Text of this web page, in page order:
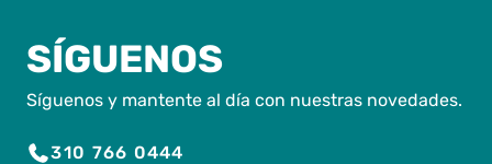
SÍGUENOS
Síguenos y mantente al día con nuestras novedades.
310 766 0444